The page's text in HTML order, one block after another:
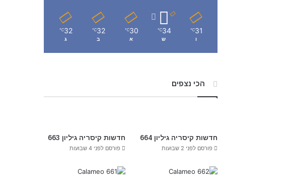
31
℃
ו
34
℃
ש
30
℃
א
32
℃
ב
32
℃
ג
הכי נצפים
חדשות קיסריה גיליון 664
פורסם לפני 2 שבועות
חדשות קיסריה גיליון 663
פורסם לפני 4 שבועות